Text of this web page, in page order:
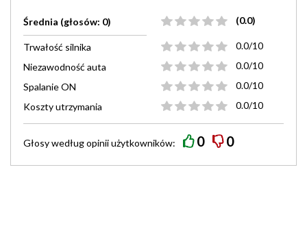
Średnia (głosów: 0) (0.0)
Trwałość silnika
0.0/10
Niezawodność auta
0.0/10
Spalanie ON
0.0/10
Koszty utrzymania
0.0/10
Głosy wedługopiniiużytkowników: 0 0